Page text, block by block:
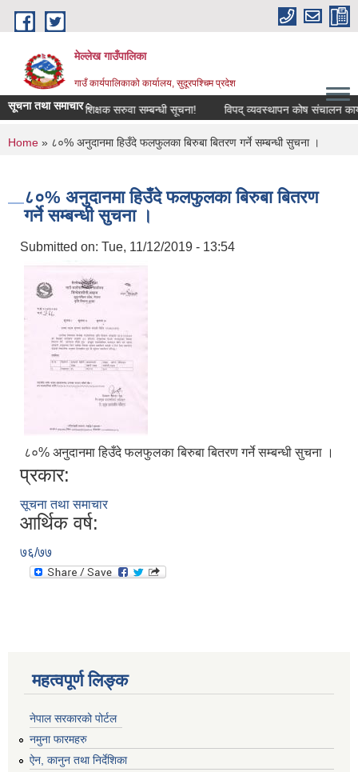
Skip to main content
मेल्लेख गाउँपालिका
गाउँ कार्यपालिकाको कार्यालय, सुदूरपश्चिम प्रदेश
सूचना तथा समाचार :
सूचना ! शिक्षक सरुवा सम्बन्धी सूचना! विपद् व्यवस्थापन कोष संचालन
You are here
Home » ८०% अनुदानमा हिउँदे फलफुलका बिरुबा बितरण गर्ने सम्बन्धी सुचना ।
८०% अनुदानमा हिउँदे फलफुलका बिरुबा बितरण
गर्ने सम्बन्धी सुचना ।
Submitted on: Tue, 11/12/2019 - 13:54
८०% अनुदानमा हिउँदे फलफुलका बिरुबा बितरण गर्ने सम्बन्धी सुचना ।
प्रकार:
सूचना तथा समाचार
आर्थिक वर्ष:
७६/७७
महत्वपूर्ण लिङ्क
नेपाल सरकारको पोर्टल
नमुना फारमहरु
ऐन, कानुन तथा निर्देशिका